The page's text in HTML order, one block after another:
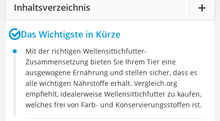
Inhaltsverzeichnis
Das Wichtigste in Kürze
Mit der richtigen Wellensittichfutter-
Zusammensetzung bieten Sie Ihrem Tier eine
ausgewogene Ernährung und stellen sicher, dass es
alle wichtigen Nährstoffe erhält. Vergleich.org
empfiehlt, idealerweise Wellensittichfutter zu kaufen,
welches frei von Farb- und Konservierungsstoffen ist.